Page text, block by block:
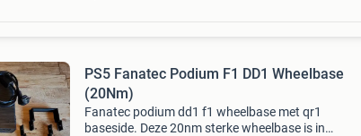
PS5 Fanatec Podium F1 DD1 Wheelbase
(20Nm)
Fanatec podium dd1 f1 wheelbase met qr1
baseside. Deze 20nm sterke wheelbase is in